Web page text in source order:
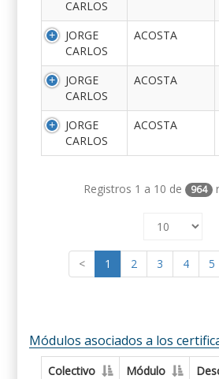
CARLOS
JORGE
CARLOS
ACOSTA
JORGE
CARLOS
ACOSTA
JORGE
CARLOS
ACOSTA
Registros 1 a 10 de 964
< 1 2 3 4 5
Módulos asociados a los
Colectivo Módulo